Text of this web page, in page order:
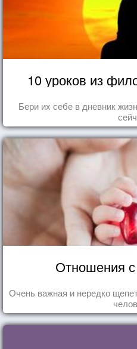
10 уроков из
Бери их себе в дневник
Отношения
Очень важная и нередко